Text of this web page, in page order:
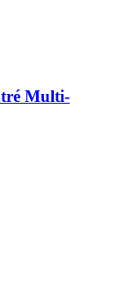
Multi-​